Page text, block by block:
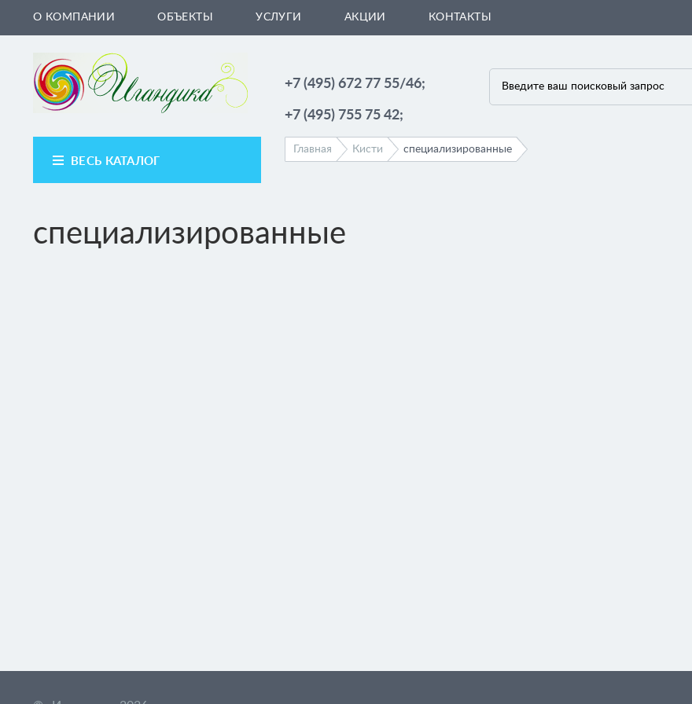
О КОМПАНИИ
ОБЪЕКТЫ УСЛУГИ АКЦИИ КОНТАКТЫ
+7 (495) 672 77 55/46;
+7 (495) 755 75 42;
ВЕСЬ КАТАЛОГ
Главная Кисти специализированные
специализированные